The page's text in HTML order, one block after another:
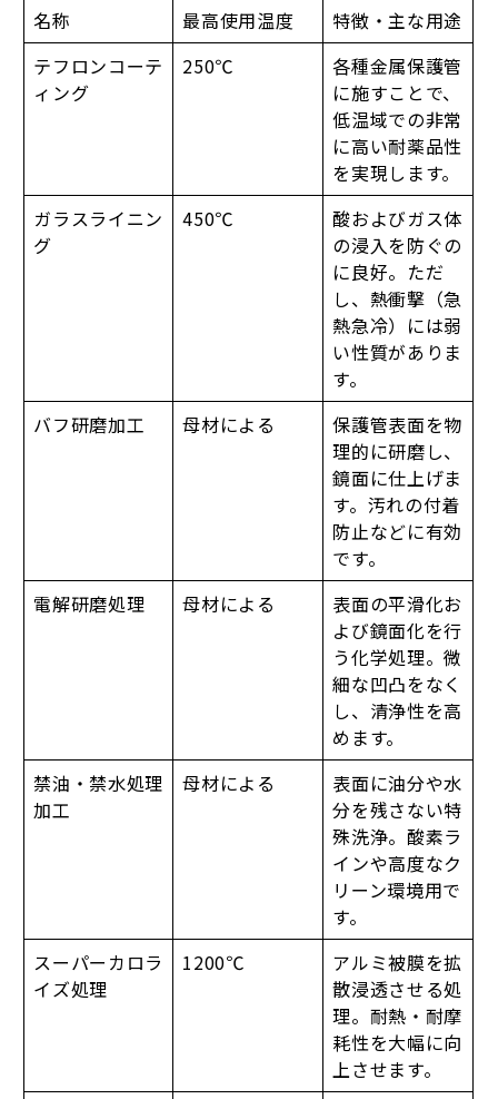
名称 最高使用温度
特徴・主な用途
テフロンコーテ
ィング
250℃
各種金属保護管
に施すことで、
低温域での非常
に高い耐薬品性
を実現します。
ガラスライニン
グ
450℃
酸およびガス体
の浸入を防ぐの
に良好。ただ
し、熱衝撃（急
熱急冷）には弱
い性質がありま
す。
バフ研磨加工
母材による
保護管表面を物
理的に研磨し、
鏡面に仕上げま
す。汚れの付着
防止などに有効
です。
電解研磨処理
母材による
表面の平滑化お
よび鏡面化を行
う化学処理。微
細な凹凸をなく
し、清浄性を高
めます。
禁油・禁水処理
加工
母材による
表面に油分や水
分を残さない特
殊洗浄。酸素ラ
インや高度なク
リーン環境用で
す。
スーパーカロラ
イズ処理
1200℃
アルミ被膜を拡
散浸透させる処
理。耐熱・耐摩
耗性を大幅に向
上させます。